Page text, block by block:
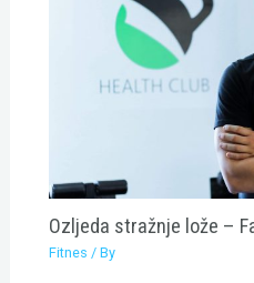
Ozljeda stražnje lože –
Fitnes / By